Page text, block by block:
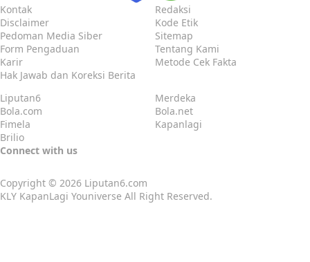
Kontak
Redaksi
Disclaimer
Kode Etik
Pedoman Media Siber
Sitemap
Form Pengaduan
Tentang Kami
Karir
Metode Cek Fakta
Hak Jawab dan Koreksi Berita
Liputan6
Merdeka
Bola.com
Bola.net
Fimela
Kapanlagi
Brilio
Connect with us
Copyright © 2026 Liputan6.com
KLY KapanLagi Youniverse All Right Reserved.